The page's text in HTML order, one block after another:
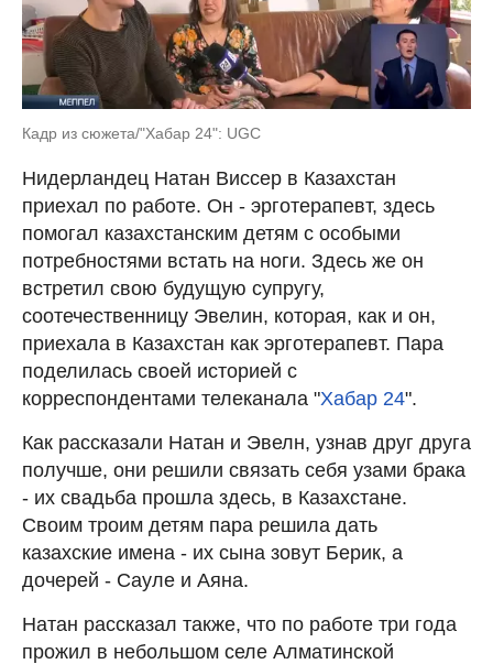
Кадр из сюжета/"Хабар 24": UGC
Нидерландец Натан Виссер в Казахстан
приехал по работе. Он - эрготерапевт, здесь
помогал казахстанским детям с особыми
потребностями встать на ноги. Здесь же он
встретил свою будущую супругу,
соотечественницу Эвелин, которая, как и он,
приехала в Казахстан как эрготерапевт. Пара
поделилась своей историей с
корреспондентами телеканала "Хабар 24".
Как рассказали Натан и Эвелн, узнав друг друга
получше, они решили связать себя узами брака
- их свадьба прошла здесь, в Казахстане.
Своим троим детям пара решила дать
казахские имена - их сына зовут Берик, а
дочерей - Сауле и Аяна.
Натан рассказал также, что по работе три года
прожил в небольшом селе Алматинской